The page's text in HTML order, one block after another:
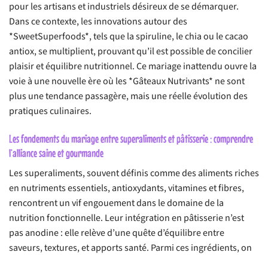
pour les artisans et industriels désireux de se démarquer.
Dans ce contexte, les innovations autour des
*SweetSuperfoods*, tels que la spiruline, le chia ou le cacao
antiox, se multiplient, prouvant qu’il est possible de concilier
plaisir et équilibre nutritionnel. Ce mariage inattendu ouvre la
voie à une nouvelle ère où les *Gâteaux Nutrivants* ne sont
plus une tendance passagère, mais une réelle évolution des
pratiques culinaires.
Les fondements du mariage entre superaliments et pâtisserie : comprendre
l’alliance saine et gourmande
Les superaliments, souvent définis comme des aliments riches
en nutriments essentiels, antioxydants, vitamines et fibres,
rencontrent un vif engouement dans le domaine de la
nutrition fonctionnelle. Leur intégration en pâtisserie n’est
pas anodine : elle relève d’une quête d’équilibre entre
saveurs, textures, et apports santé. Parmi ces ingrédients, on